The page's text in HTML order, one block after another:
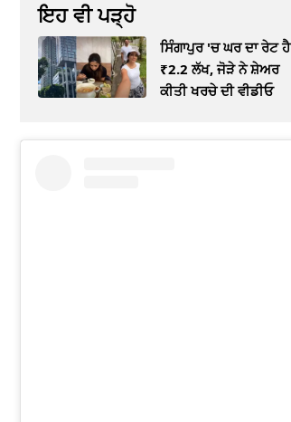
ਇਹ ਵੀ ਪੜ੍ਹੋ
ਸਿੰਗਾਪੁਰ 'ਚ ਘਰ ਦਾ ਰੇਟ ਹੈ
₹2.2 ਲੱਖ, ਜੋੜੇ ਨੇ ਸ਼ੇਅਰ
ਕੀਤੀ ਖਰਚੇ ਦੀ ਵੀਡੀਓ